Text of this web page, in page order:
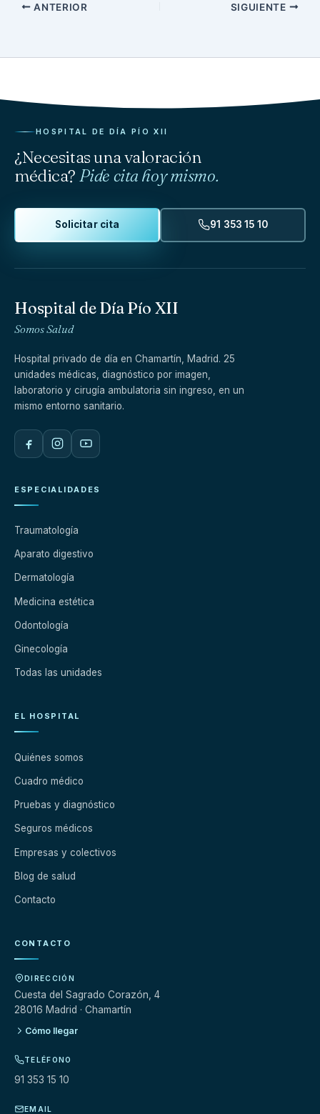
ANTERIOR SIGUIENTE
HOSPITAL DE DÍA PÍO XII
¿Necesitas una valoración
médica? Pide cita hoy mismo.
Solicitar cita 91 353 15 10
Hospital de Día Pío XII
Somos Salud
Hospital privado de día en Chamartín, Madrid. 25
unidades médicas, diagnóstico por imagen,
laboratorio y cirugía ambulatoria sin ingreso, en un
mismo entorno sanitario.
ESPECIALIDADES
Traumatología
Aparato digestivo
Dermatología
Medicina estética
Odontología
Ginecología
Todas las unidades
EL HOSPITAL
Quiénes somos
Cuadro médico
Pruebas y diagnóstico
Seguros médicos
Empresas y colectivos
Blog de salud
Contacto
CONTACTO
DIRECCIÓN
Cuesta del Sagrado Corazón, 4
28016 Madrid · Chamartín
Cómo llegar
TELÉFONO
91 353 15 10
EMAIL